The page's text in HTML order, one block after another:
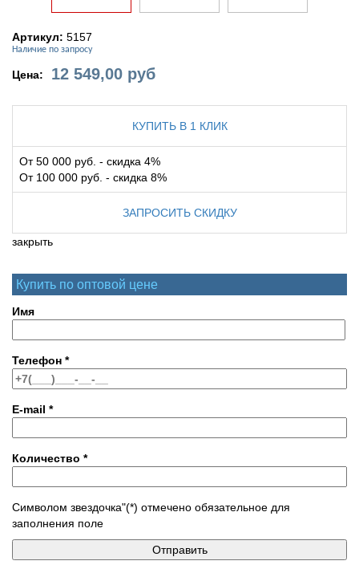
Артикул: 5157
Наличие по запросу
Цена: 12 549,00 руб
КУПИТЬ В 1 КЛИК
От 50 000 руб. - скидка 4%
От 100 000 руб. - скидка 8%
ЗАПРОСИТЬ СКИДКУ
закрыть
Купить по оптовой цене
Имя
Телефон *
E-mail *
Количество *
Символом звездочка"(*) отмечено обязательное для
заполнения поле